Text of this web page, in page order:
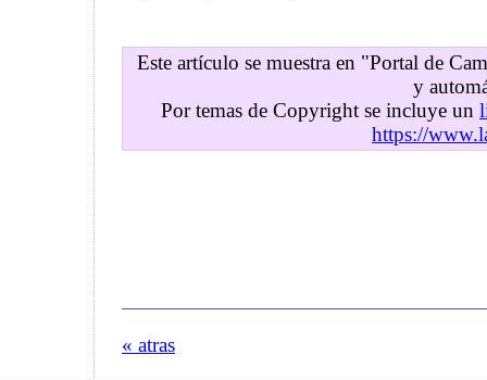
Este artículo se muestra en "Portal de
y
Por temas de Copyright se incluye un
https://
« atras